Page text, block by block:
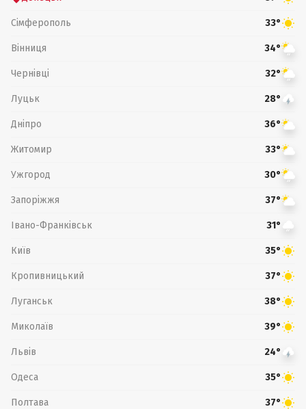
Сімферополь 33°
Вінниця 34°
Чернівці 32°
Луцьк 28°
Дніпро 36°
Житомир 33°
Ужгород 30°
Запоріжжя 37°
Івано-Франківськ 31°
Київ 35°
Кропивницький 37°
Луганськ 38°
Миколаїв 39°
Львів 24°
Одеса 35°
Полтава 37°